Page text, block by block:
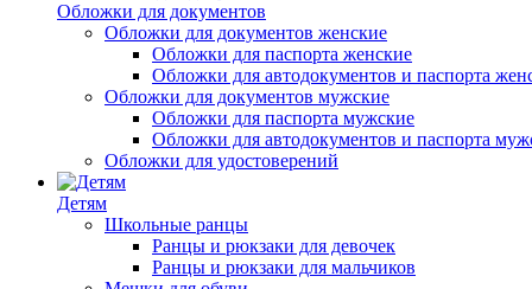
Обложки для документов
Обложки для документов женские
Обложки для паспорта женские
Обложки для автодокументов и паспорта
Обложки для документов мужские
Обложки для паспорта мужские
Обложки для автодокументов и паспорта
Обложки для удостоверений
Детям
Школьные ранцы
Ранцы и рюкзаки для девочек
Ранцы и рюкзаки для мальчиков